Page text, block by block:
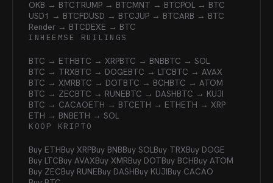
OKB → BTCTRUMP → BTCMNT → BTCPOL → BTC
USD1 → BTCFDUSD → BTCJUP → BTCARB → BTC
Render → BTCDEXE → BTC
INHEEMSE RUILINGS
BTC → ETHBTC → XRPBTC → BNBBTC → SOL
BTC → TRXBTC → DOGEBTC → LTCBTC → AVAX
BTC → XMRBTC → DOTBTC → BCHBTC → ATOM
BTC → ZECBTC → RUNEBTC → DASHBTC → KUJI
BTC → CACAOETH → BTCETH → ETHETH → XRP
ETH → BNBETH → SOL
KOOP KRIPTO
Buy ETHBuy XRPBuy BNBBuy SOLBuy TRXBuy DOGE
Buy LTCBuy AVAXBuy XMRBuy DOTBuy BCHBuy ATOM
Buy ZECBuy RUNEBuy DASHBuy KUJIBuy CACAO